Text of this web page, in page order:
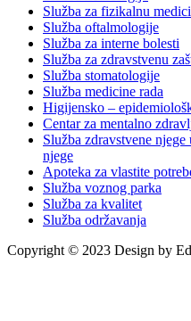
Služba za fizikalnu
Služba oftalmologije
Služba za interne bolesti
Služba za zdravstvenu
Služba stomatologije
Služba medicine rada
Higijensko –
Centar za mentalno
Služba zdravstvene
njege
Apoteka za vlastite
Služba voznog parka
Služba za kvalitet
Služba održavanja
Copyright © 2023 Design by